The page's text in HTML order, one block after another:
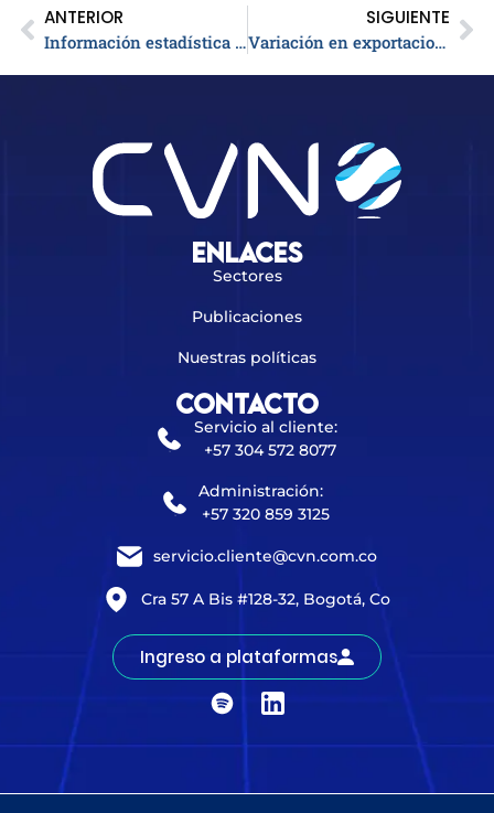
ANTERIOR
Información estadística importaciones: Importaciones en Colombia subieron 3,9% según informe del Dane
SIGUIENTE
Variación en exportaciones durante el 2017 llegó al 20,8%
Enlaces
Sectores
Publicaciones
Nuestras políticas
Contacto
Servicio al cliente:
+57 304 572 8077
Administración:
+57 320 859 3125
servicio.cliente@cvn.com.co
Cra 57 A Bis #128-32, Bogotá, Co
Ingreso a plataformas